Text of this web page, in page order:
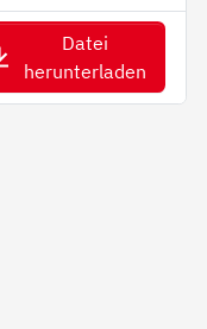
Datei
herunterladen